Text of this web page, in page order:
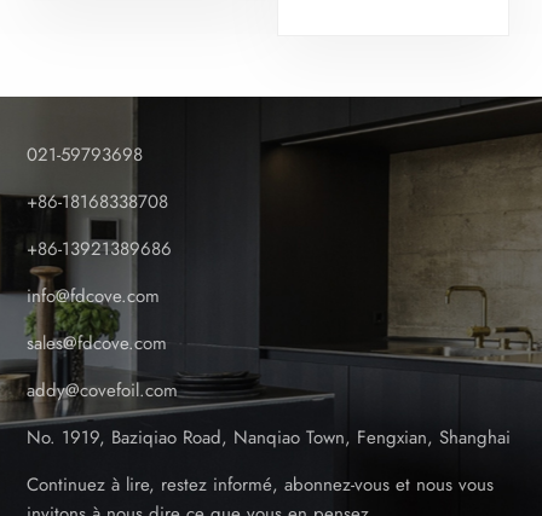
021-59793698
+86-18168338708
+86-13921389686
info@fdcove.com
sales@fdcove.com
addy@covefoil.com
No. 1919, Baziqiao Road, Nanqiao Town, Fengxian, Shanghai
Continuez à lire, restez informé, abonnez-vous et nous vous